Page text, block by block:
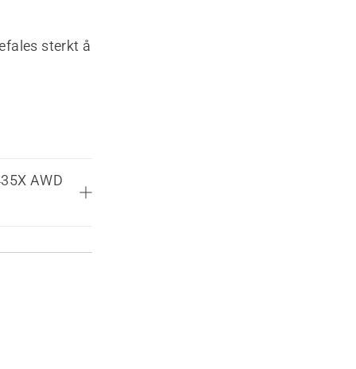
sterkt å
AWD